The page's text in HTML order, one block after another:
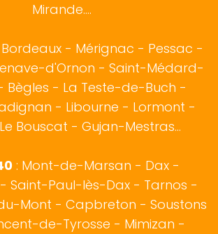
Mirande....
Bordeaux- Mérignac - Pessac -
d'Ornon - Saint-Médard-
Bègles - La Teste-de-Buch -
- Libourne - Lormont -
Bouscat - Gujan-Mestras...
: Mont-de-Marsan - Dax-
- Saint-Paul-lès-Dax - Tarnos -
Mont - Capbreton - Soustons
de-Tyrosse - Mimizan -